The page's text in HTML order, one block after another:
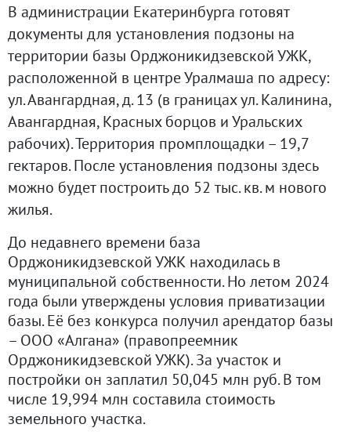
В администрации Екатеринбурга готовят
документы для установления подзоны на
территории базы Орджоникидзевской УЖК,
расположенной в центре Уралмаша по адресу:
ул. Авангардная, д. 13 (в границах ул. Калинина,
Авангардная, Красных борцов и Уральских
рабочих). Территория промплощадки – 19,7
гектаров. После установления подзоны здесь
можно будет построить до 52 тыс. кв. м нового
жилья.
До недавнего времени база
Орджоникидзевской УЖК находилась в
муниципальной собственности. Но летом 2024
года были утверждены условия приватизации
базы. Её без конкурса получил арендатор базы
– ООО «Алгана» (правопреемник
Орджоникидзевской УЖК). За участок и
постройки он заплатил 50,045 млн руб. В том
числе 19,994 млн составила стоимость
земельного участка.